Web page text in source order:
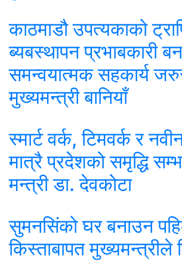
काठमाडौ उपत्यकाको
ब्यबस्थापन प्रभाबकारी
समन्वयात्मक सहकार्य
मुख्यमन्त्री बानियाँ
स्मार्ट वर्क, टिमवर्क र
मात्रै प्रदेशको समृद्धि
मन्त्री डा. देवकोटा
सुमनसिंको घर बनाउन
किस्ताबापत मुख्यमन्त्रीले